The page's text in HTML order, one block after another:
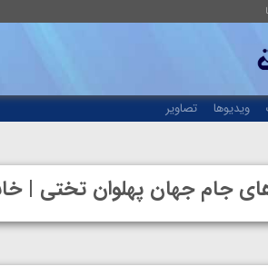
ویدیوها تصاویر
جام جهان پهلوان تختی